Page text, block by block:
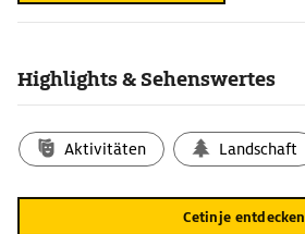
Highlights & Sehenswertes
Aktivitäten Landschaft
Cetinje entdecken